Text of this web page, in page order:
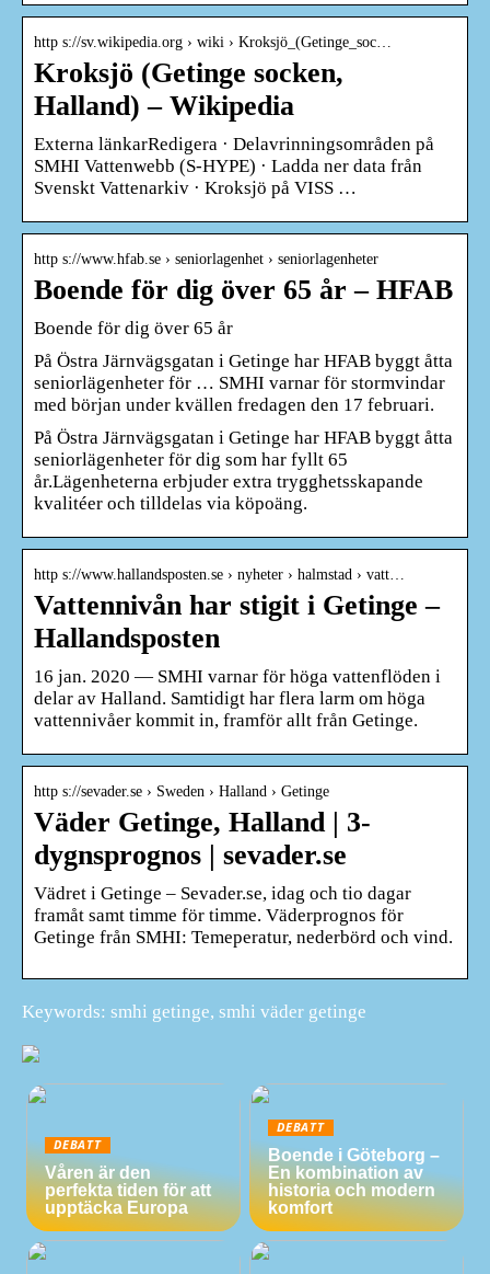
http s://sv.wikipedia.org › wiki › Kroksjö_(Getinge_soc…
Kroksjö (Getinge socken,
Halland) – Wikipedia
Externa länkarRedigera · Delavrinningsområden på
SMHI Vattenwebb (S-HYPE) · Ladda ner data från
Svenskt Vattenarkiv · Kroksjö på VISS …
http s://www.hfab.se › seniorlagenhet › seniorlagenheter
Boende för dig över 65 år – HFAB
Boende för dig över 65 år
På Östra Järnvägsgatan i Getinge har HFAB byggt åtta
seniorlägenheter för … SMHI varnar för stormvindar
med början under kvällen fredagen den 17 februari.
På Östra Järnvägsgatan i Getinge har HFAB byggt åtta
seniorlägenheter för dig som har fyllt 65
år.Lägenheterna erbjuder extra trygghetsskapande
kvalitéer och tilldelas via köpoäng.
http s://www.hallandsposten.se › nyheter › halmstad › vatt…
Vattennivån har stigit i Getinge –
Hallandsposten
16 jan. 2020 — SMHI varnar för höga vattenflöden i
delar av Halland. Samtidigt har flera larm om höga
vattennivåer kommit in, framför allt från Getinge.
http s://sevader.se › Sweden › Halland › Getinge
Väder Getinge, Halland | 3-
dygnsprognos | sevader.se
Vädret i Getinge – Sevader.se, idag och tio dagar
framåt samt timme för timme. Väderprognos för
Getinge från SMHI: Temeperatur, nederbörd och vind.
Keywords: smhi getinge, smhi väder getinge
DEBATT
Våren är den
perfekta tiden för att
upptäcka Europa
DEBATT
Boende i Göteborg –
En kombination av
historia och modern
komfort